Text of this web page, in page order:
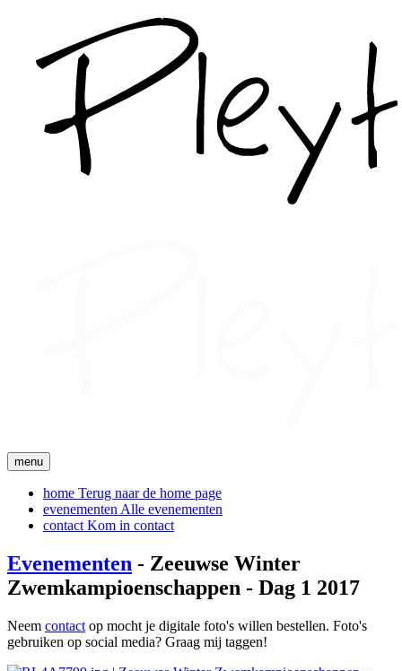
menu
home Terug naar de home page
evenementen Alle evenementen
contact Kom in contact
Evenementen - Zeeuwse Winter
Zwemkampioenschappen - Dag 1 2017
Neem contact op mocht je digitale foto's willen bestellen. Foto's
gebruiken op social media? Graag mij taggen!